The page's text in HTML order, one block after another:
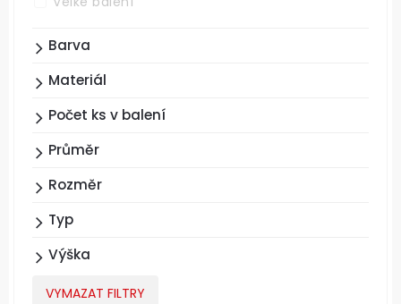
Barva
Materiál
Počet ks v balení
Průměr
Rozměr
Typ
Výška
VYMAZAT FILTRY